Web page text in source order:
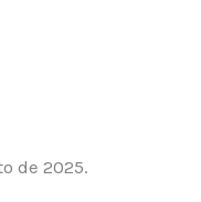
de 2025.